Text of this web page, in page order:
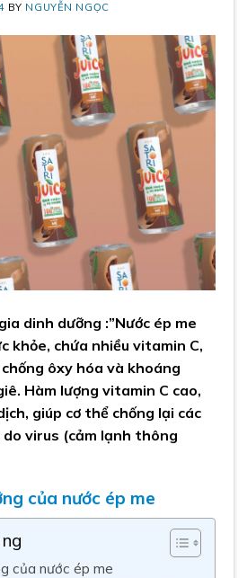
BY NGUYỄN NGỌC
dinh dưỡng :”Nước ép me
khỏe, chứa nhiều vitamin C,
ôxy hóa và khoáng
Hàm lượng vitamin C cao,
giúp cơ thể chống lại các
virus (cảm lạnh thông
của nước ép me
của nước ép me